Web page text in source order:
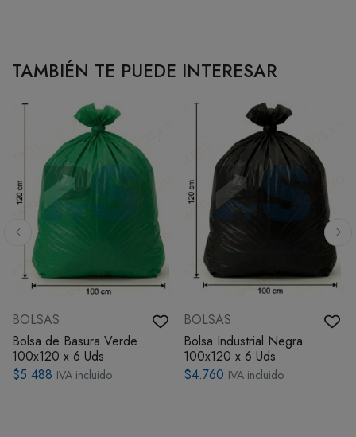
TAMBIÉN TE PUEDE INTERESAR
BOLSAS
Bolsa de Basura Verde
100x120 x 6 Uds
$5.488 IVA incluido
BOLSAS
Bolsa Industrial Negra
100x120 x 6 Uds
$4.760 IVA incluido